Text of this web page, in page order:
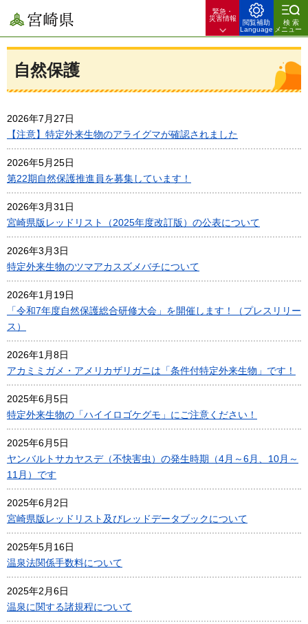
宮崎県
緊急・
災害情報
閲覧補助
Language
検索
メニュー
自然保護
2026年7月27日
【注意】特定外来生物のアライグマが確認されました
2026年5月25日
第22期自然保護推進員を募集しています！
2026年3月31日
宮崎県版レッドリスト（2025年度改訂版）の公表について
2026年3月3日
特定外来生物のツマアカスズメバチについて
2026年1月19日
「令和7年度自然保護総合研修大会」を開催します！（プレスリリー
ス）
2026年1月8日
アカミミガメ・アメリカザリガニは「条件付特定外来生物」です！
2025年6月5日
特定外来生物の「ハイイロゴケグモ」にご注意ください！
2025年6月5日
ヤンバルトサカヤスデ（不快害虫）の発生時期（4月～6月、10月～
11月）です
2025年6月2日
宮崎県版レッドリスト及びレッドデータブックについて
2025年5月16日
温泉法関係手数料について
2025年2月6日
温泉に関する諸規程について